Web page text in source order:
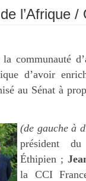
l’Afrique /
communauté
d’avoir
au Sénat à
(de gauche à
président
Éthipien ;
la CCI